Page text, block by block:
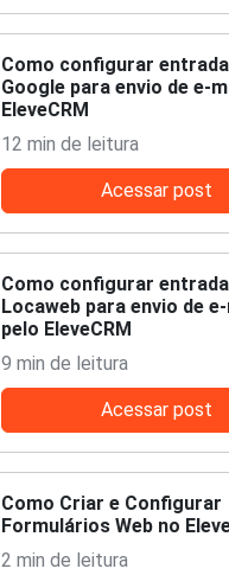
Como configurar
Google para envio de e-
EleveCRM
12 min de leitura
Acessar post
Como configurar
Locaweb para envio de
pelo EleveCRM
9 min de leitura
Acessar post
Como Criar e Configurar
Formulários Web no
2 min de leitura